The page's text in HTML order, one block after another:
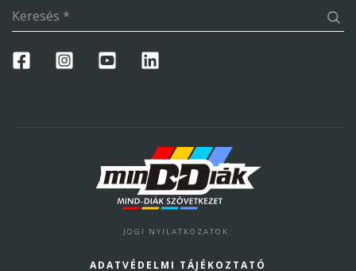
Keresés *
JOGI NYILATKOZATOK :
ADATVÉDELMI TÁJÉKOZTATÓ